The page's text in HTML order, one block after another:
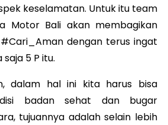
keselamatan. Untuk itu team
Motor Bali akan membagikan
dengan terus ingat
5 P itu.
dalam hal ini kita harus bisa
badan sehat dan bugar
tujuannya adalah selain lebih